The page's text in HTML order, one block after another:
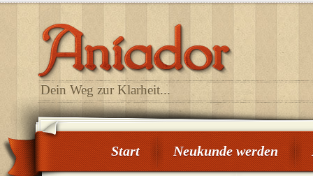
Dein Weg zur Klarheit...
Start Neukunde werden